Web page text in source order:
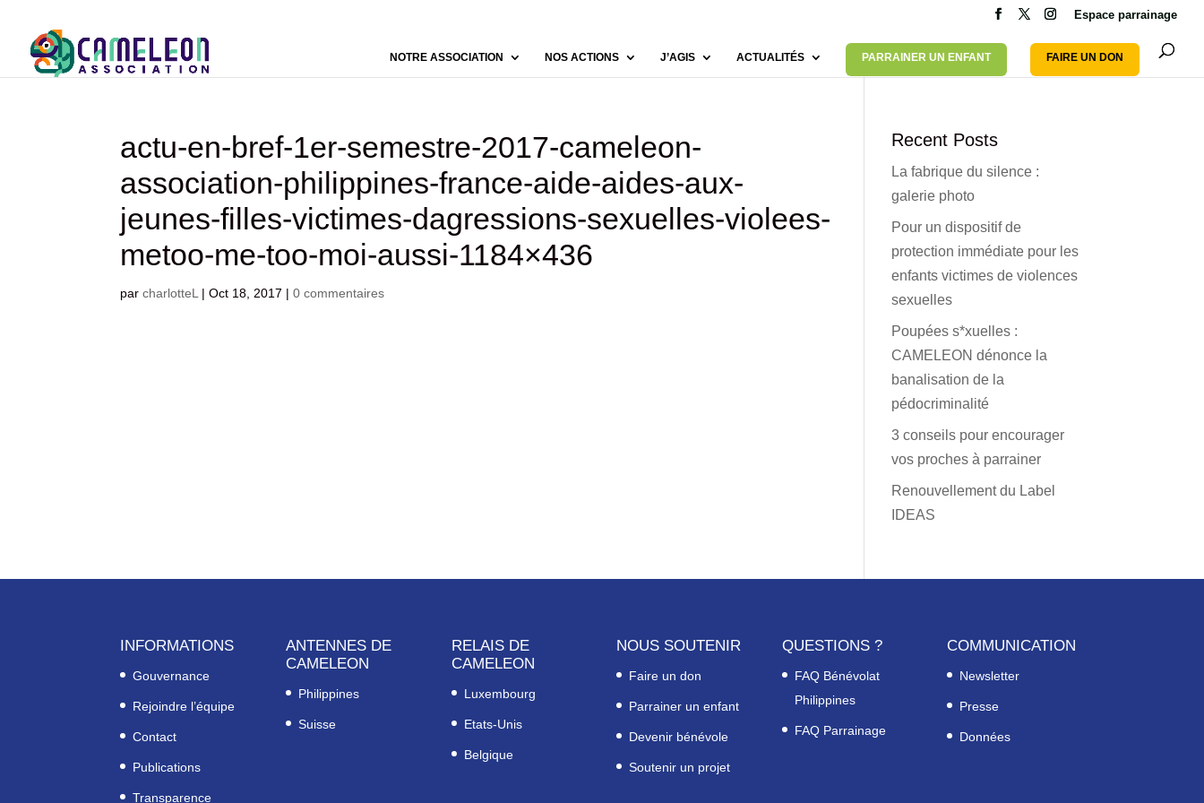
Espace parrainage
NOTRE ASSOCIATION NOS ACTIONS J’AGIS ACTUALITÉS PARRAINER UN ENFANT FAIRE UN DON
actu-en-bref-1er-semestre-2017-cameleon-
association-philippines-france-aide-aides-aux-
jeunes-filles-victimes-dagressions-sexuelles-violees-
metoo-me-too-moi-aussi-1184×436
parcharlotteL |Oct 18, 2017 |0 commentaires
Recent Posts
La fabrique du silence :
galerie photo
Pour un dispositif de
protection immédiate pour les
enfants victimes de violences
sexuelles
Poupées s*xuelles :
CAMELEON dénonce la
banalisation de la
pédocriminalité
3 conseils pour encourager
vos proches à parrainer
Renouvellement du Label
IDEAS
INFORMATIONS
Gouvernance
Rejoindre l’équipe
Contact
Publications
Transparence
ANTENNES DE
CAMELEON
Philippines
Suisse
RELAIS DE
CAMELEON
Luxembourg
Etats-Unis
Belgique
NOUS SOUTENIR
Faire un don
Parrainer un enfant
Devenir bénévole
Soutenir un projet
QUESTIONS ?
FAQ Bénévolat
Philippines
FAQ Parrainage
COMMUNICATION
Newsletter
Presse
Données